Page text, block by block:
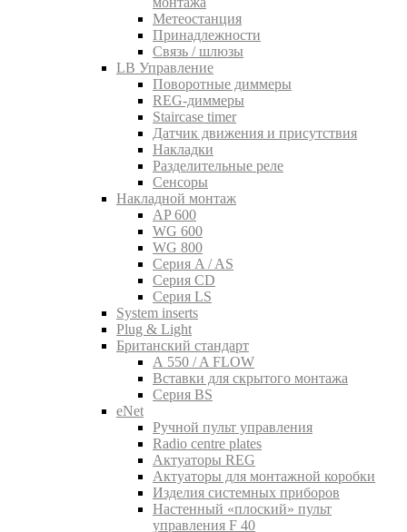
Метеостанция
Принадлежности
Связь / шлюзы
LB Управление
Поворотные диммеры
REG-диммеры
Staircase timer
Датчик движения и присутствия
Накладки
Разделительные реле
Сенсоры
Накладной монтаж
AP 600
WG 600
WG 800
Серия A / AS
Серия CD
Серия LS
System inserts
Plug & Light
Британский стандарт
A 550 / A FLOW
Вставки для скрытого монтажа
Серия BS
eNet
Pучной пульт управления
Radio centre plates
Актуаторы REG
Актуаторы для монтажной коробки
Изделия системных приборов
Настенный «плоский» пульт
управления F 40